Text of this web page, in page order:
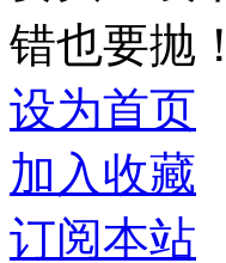
设为首页
加入收藏
订阅本站